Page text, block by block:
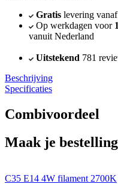
Gratislevering
Op werkdagen voor
vanuit Nederland
Uitstekend 781
Beschrijving
Specificaties
Combivoordeel
Maak je
C35 E14 4W filament 2700K